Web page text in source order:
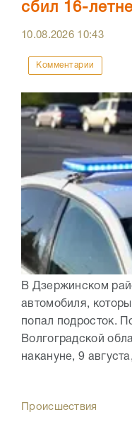
сбил 16-
10.08.2026 10:43
Комментарии
В Дзержинском
автомобиля,
попал подросток.
Волгоградской
накануне, 9
Происшествия